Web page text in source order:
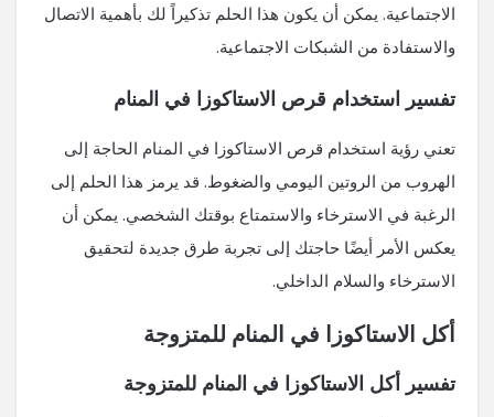
الاجتماعية. يمكن أن يكون هذا الحلم تذكيراً لك بأهمية الاتصال
والاستفادة من الشبكات الاجتماعية.
تفسير استخدام قرص الاستاكوزا في المنام
تعني رؤية استخدام قرص الاستاكوزا في المنام الحاجة إلى
الهروب من الروتين اليومي والضغوط. قد يرمز هذا الحلم إلى
الرغبة في الاسترخاء والاستمتاع بوقتك الشخصي. يمكن أن
يعكس الأمر أيضًا حاجتك إلى تجربة طرق جديدة لتحقيق
الاسترخاء والسلام الداخلي.
أكل الاستاكوزا في المنام للمتزوجة
تفسير أكل الاستاكوزا في المنام للمتزوجة